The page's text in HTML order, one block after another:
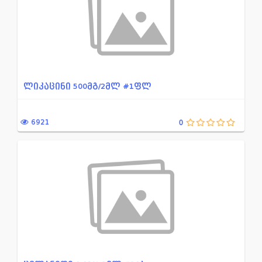
თიაზოლის წარმოებული
თავის მოვლის საშუალებები
იმუნოლოგია
ინტრა ვაგინალური
კრონის დაავადების და არას...
კუჭ-ნაწლავის ტონუსსა და მ...
უროლოგია, ნეფროლოგია
ფოსფონის მჟავას
ფტორქინოლონების
ფიტოპრეპარატები
ქლორამფენიკოლი
ქსოვილების ტროფიკისა
ღებინების
ლიკაცინი 500მგ/2მლ #1ფლ
6921 0